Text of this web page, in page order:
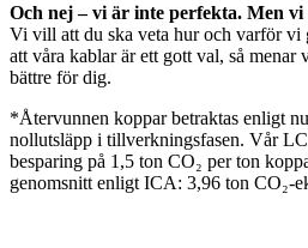
Och nej – vi är inte perfekta. Men
Vi vill att du ska veta hur och varför vi
att våra kablar är ett gott val, så menar
bättre för dig.
*Återvunnen koppar betraktas enligt
nollutsläpp i tillverkningsfasen. Vår
besparing på 1,5 ton CO₂ per ton
genomsnitt enligt ICA: 3,96 ton CO₂-